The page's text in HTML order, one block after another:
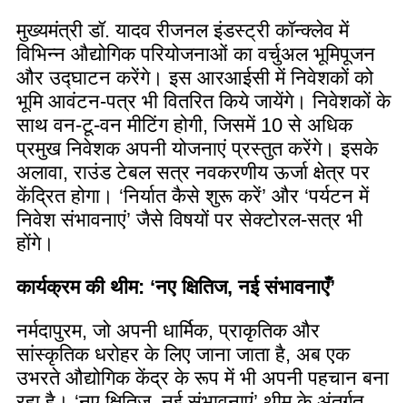
मुख्यमंत्री डॉ. यादव रीजनल इंडस्ट्री कॉन्क्लेव में
विभिन्न औद्योगिक परियोजनाओं का वर्चुअल भूमिपूजन
और उद्घाटन करेंगे। इस आरआईसी में निवेशकों को
भूमि आवंटन-पत्र भी वितरित किये जायेंगे। निवेशकों के
साथ वन-टू-वन मीटिंग होगी, जिसमें 10 से अधिक
प्रमुख निवेशक अपनी योजनाएं प्रस्तुत करेंगे। इसके
अलावा, राउंड टेबल सत्र नवकरणीय ऊर्जा क्षेत्र पर
केंद्रित होगा। ‘निर्यात कैसे शुरू करें’ और ‘पर्यटन में
निवेश संभावनाएं’ जैसे विषयों पर सेक्टोरल-सत्र भी
होंगे।
कार्यक्रम की थीम: ‘नए क्षितिज, नई संभावनाएँ’
नर्मदापुरम, जो अपनी धार्मिक, प्राकृतिक और
सांस्कृतिक धरोहर के लिए जाना जाता है, अब एक
उभरते औद्योगिक केंद्र के रूप में भी अपनी पहचान बना